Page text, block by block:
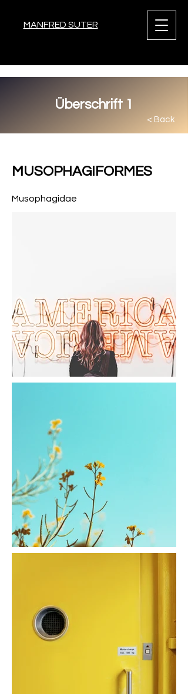
MANFRED SUTER
Überschrift 1
< Back
MUSOPHAGIFORMES
Musophagidae